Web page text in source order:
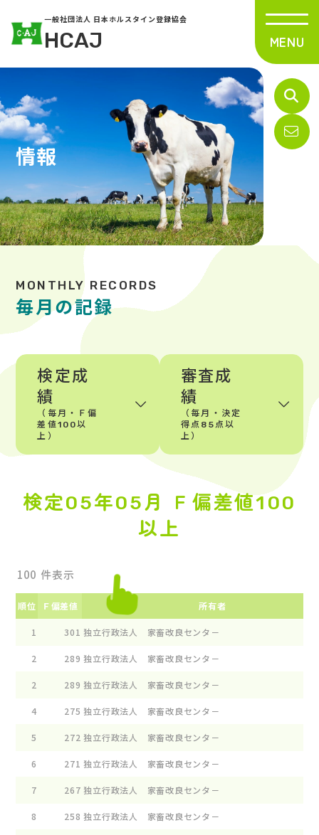
一般社団法人 日本ホルスタイン登録協会
HCAJ
情報
毎月の記録
検定成
績
（毎月・Ｆ偏
差値100以
上）
審査成
績
（毎月・決定
得点85点以
上）
検定05年05月 Ｆ偏差値100
以上
件表示
順位 Ｆ偏差値 所有者
1 301 独立行政法人 家畜改良センタ－
2 289 独立行政法人 家畜改良センタ－
2 289 独立行政法人 家畜改良センタ－
4 275 独立行政法人 家畜改良センタ－
5 272 独立行政法人 家畜改良センタ－
6 271 独立行政法人 家畜改良センタ－
7 267 独立行政法人 家畜改良センタ－
8 258 独立行政法人 家畜改良センタ－